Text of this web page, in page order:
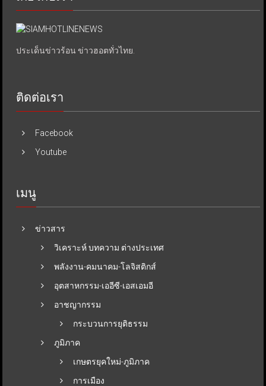
ประเด็นข่าวร้อน ข่าวฮอตทั่วไทย.
ติดต่อเรา
Facebook
Youtube
เมนู
ข่าวสาร
วิเคราะห์ บทความ ต่างประเทศ
พลังงาน-คมนาคม-โลจิสติกส์
อุตสาหกรรม-เออีซี-เอสเอมอี
อาชญากรรม
กระบวนการยุติธรรม
ภูมิภาค
เกษตรยุคใหม่-ภูมิภาค
การเมือง